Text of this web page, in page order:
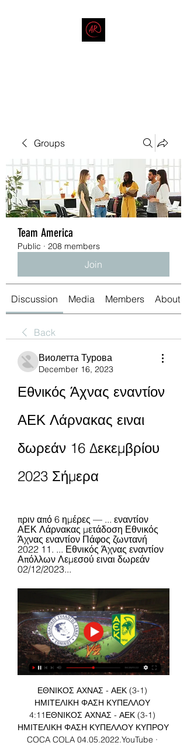
Groups
Team America
Public · 208 members
Join
Discussion Media Members About
Back
Виолетта Турова
December 16, 2023
Εθνικός Άχνας εναντίον
ΑΕΚ Λάρνακας ειναι
δωρεάν 16 Δεκεμβρίου
2023 Σήμερα
πριν από 6 ημέρες — ... εναντίον
ΑΕΚ Λάρνακας μετάδοση Εθνικός
Άχνας εναντίον Πάφος ζωντανή
2022 11. ... Εθνικός Άχνας εναντίον
Απόλλων Λεμεσού ειναι δωρεάν
02/12/2023...
ΕΘΝΙΚΟΣ ΑΧΝΑΣ - ΑΕΚ (3-1)
ΗΜΙΤΕΛΙΚΗ ΦΑΣΗ ΚΥΠΕΛΛΟΥ
4:11ΕΘΝΙΚΟΣ ΑΧΝΑΣ - ΑΕΚ (3-1)
ΗΜΙΤΕΛΙΚΗ ΦΑΣΗ ΚΥΠΕΛΛΟΥ ΚΥΠΡΟΥ
COCA COLA 04.05.2022.YouTube ·